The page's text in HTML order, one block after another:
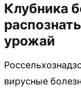
Клубника
урожай
вирусные